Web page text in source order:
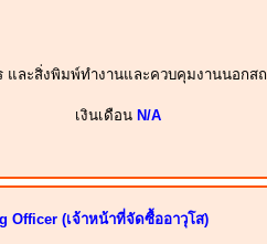
และสิ่งพิมพ์ทำงานและควบคุมงานนอกส
เงินเดือน N/A
Officer (เจ้าหน้าที่จัดซื้ออาวุโส)